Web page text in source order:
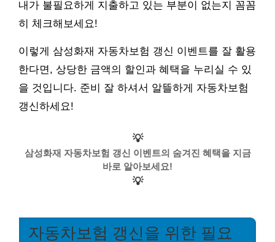
내가 불필요하게 지출하고 있는 부분이 없는지 꼼꼼
히 체크해보세요!
이렇게 삼성화재 자동차보험 갱신 이벤트를 잘 활용
한다면, 상당한 금액의 할인과 혜택을 누리실 수 있
을 것입니다. 준비 잘 하셔서 알뜰하게 자동차보험
갱신하세요!
💡
삼성화재 자동차보험 갱신 이벤트의 숨겨진 혜택을 지금
바로 알아보세요!
💡
자동차보험 갱신을 위한 필요